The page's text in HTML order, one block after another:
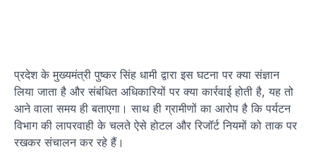
प्रदेश के मुख्यमंत्री पुष्कर सिंह धामी द्वारा इस घटना पर क्या संज्ञान
लिया जाता है और संबंधित अधिकारियों पर क्या कार्रवाई होती है, यह तो
आने वाला समय ही बताएगा। साथ ही ग्रामीणों का आरोप है कि पर्यटन
विभाग की लापरवाही के चलते ऐसे होटल और रिजॉर्ट नियमों को ताक पर
रखकर संचालन कर रहे हैं।